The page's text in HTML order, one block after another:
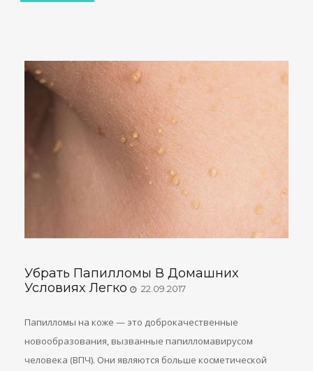
Убрать Папилломы В Домашних
Условиях Легко
22.09.2017
Папилломы на коже — это доброкачественные
новообразования, вызванные папилломавирусом
человека (ВПЧ). Они являются больше косметической